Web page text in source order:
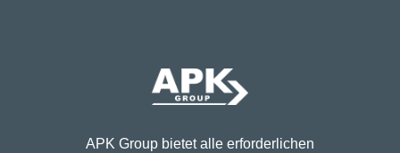
APK Group bietet alle erforderlichen